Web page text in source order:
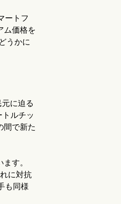
ートフ
ム価格を
うかに
に迫る
ルチッ
間で新た
す。
に対抗
も同様